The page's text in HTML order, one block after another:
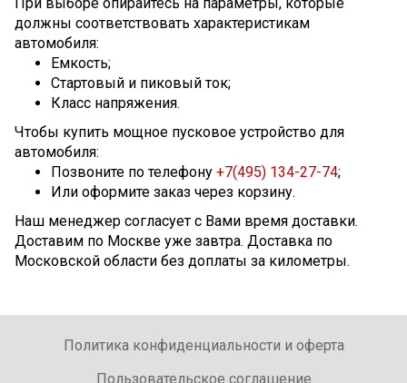
должны соответствовать характеристикам
автомобиля:
Емкость;
Стартовый и пиковый ток;
Класс напряжения.
Чтобы купить мощное пусковое устройство для
автомобиля:
Позвоните по телефону +7(495) 134-27-74;
Или оформите заказ через корзину.
Наш менеджер согласует с Вами время доставки.
Доставим по Москве уже завтра. Доставка по
Московской области без доплаты за километры.
Политика конфиденциальности и оферта
Пользовательское соглашение